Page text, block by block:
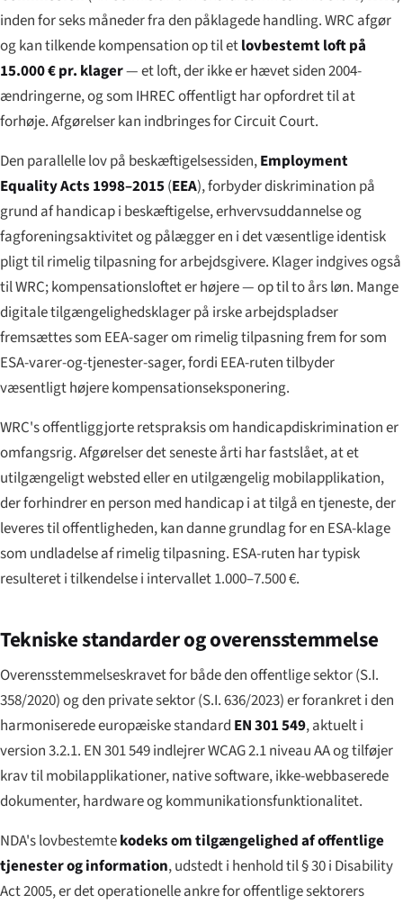
inden for seks måneder fra den påklagede handling. WRC afgør
og kan tilkende kompensation op til etlovbestemt loft på
15.000 € pr. klager— et loft, der ikke er hævet siden 2004-
ændringerne, og som IHREC offentligt har opfordret til at
forhøje. Afgørelser kan indbringes for Circuit Court.
Den parallelle lov på beskæftigelsessiden,Employment
Equality Acts 1998–2015(EEA), forbyder diskrimination på
grund af handicap i beskæftigelse, erhvervsuddannelse og
fagforeningsaktivitet og pålægger en i det væsentlige identisk
pligt til rimelig tilpasning for arbejdsgivere. Klager indgives også
til WRC; kompensationsloftet er højere — op til to års løn. Mange
digitale tilgængelighedsklager på irske arbejdspladser
fremsættes som EEA-sager om rimelig tilpasning frem for som
ESA-varer-og-tjenester-sager, fordi EEA-ruten tilbyder
væsentligt højere kompensationseksponering.
WRC's offentliggjorte retspraksis om handicapdiskrimination er
omfangsrig. Afgørelser det seneste årti har fastslået, at et
utilgængeligt websted eller en utilgængelig mobilapplikation,
der forhindrer en person med handicap i at tilgå en tjeneste, der
leveres til offentligheden, kan danne grundlag for en ESA-klage
som undladelse af rimelig tilpasning. ESA-ruten har typisk
resulteret i tilkendelse i intervallet 1.000–7.500 €.
Tekniske standarder og overensstemmelse
Overensstemmelseskravet for både den offentlige sektor (S.I.
358/2020) og den private sektor (S.I. 636/2023) er forankret i den
harmoniserede europæiske standard EN 301 549, aktuelt i
version 3.2.1. EN 301 549 indlejrer WCAG 2.1 niveau AA og tilføjer
krav til mobilapplikationer, native software, ikke-webbaserede
dokumenter, hardware og kommunikationsfunktionalitet.
NDA's lovbestemtekodeks om tilgængelighed af offentlige
tjenester og information, udstedt i henhold til § 30 i Disability
Act 2005, er det operationelle ankre for offentlige sektorers